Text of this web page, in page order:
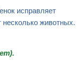
исправляет
несколько животных.
).